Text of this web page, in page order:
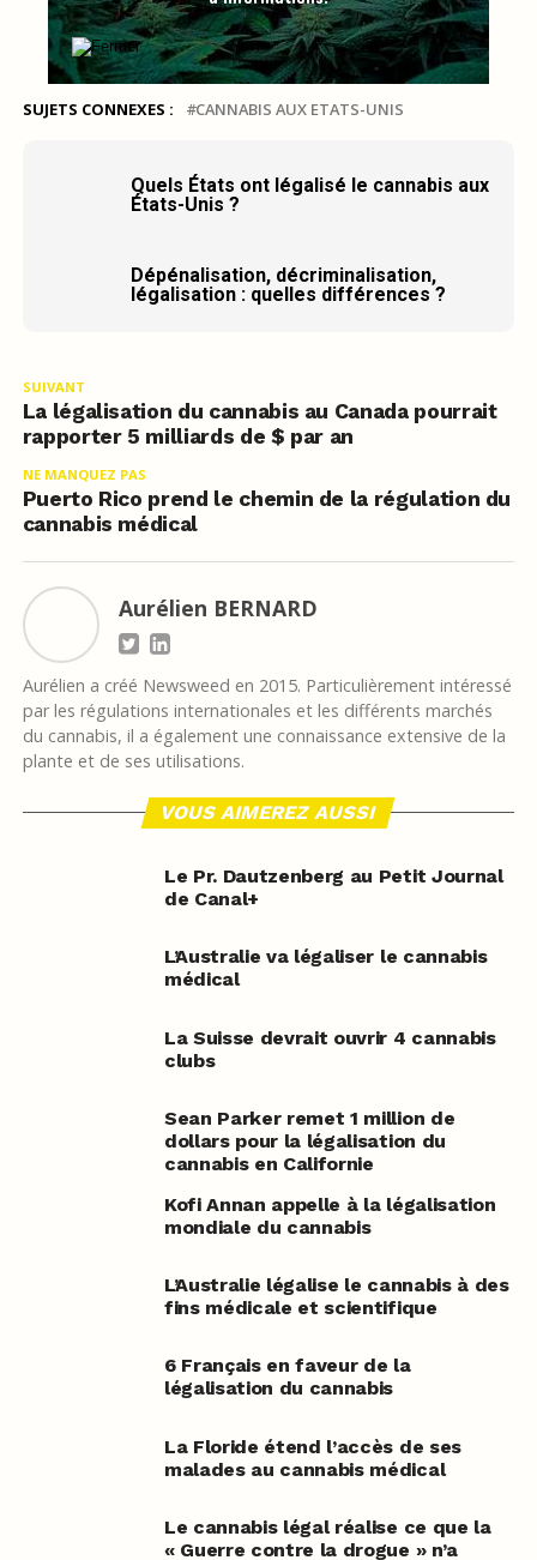
SUJETS CONNEXES : CANNABIS AUX ETATS-UNIS
Quels États ont légalisé le cannabis aux
États-Unis ?
Dépénalisation, décriminalisation,
légalisation : quelles différences ?
SUIVANT
La légalisation du cannabis au Canada pourrait
rapporter 5 milliards de $ par an
NE MANQUEZ PAS
Puerto Rico prend le chemin de la régulation du
cannabis médical
Aurélien BERNARD
Aurélien a créé Newsweed en 2015. Particulièrement intéressé
par les régulations internationales et les différents marchés
du cannabis, il a également une connaissance extensive de la
plante et de ses utilisations.
VOUS AIMEREZ AUSSI
Le Pr. Dautzenberg au Petit Journal
de Canal+
L’Australie va légaliser le cannabis
médical
La Suisse devrait ouvrir 4 cannabis
clubs
Sean Parker remet 1 million de
dollars pour la légalisation du
cannabis en Californie
Kofi Annan appelle à la légalisation
mondiale du cannabis
L’Australie légalise le cannabis à des
fins médicale et scientifique
6 Français en faveur de la
légalisation du cannabis
La Floride étend l’accès de ses
malades au cannabis médical
Le cannabis légal réalise ce que la
« Guerre contre la drogue » n’a